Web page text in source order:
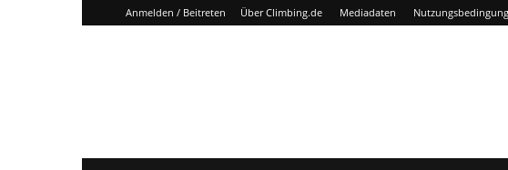
Anmelden / Beitreten Über Climbing.de Mediadaten